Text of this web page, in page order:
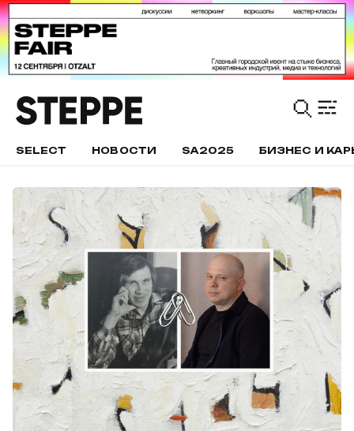
SELECT НОВОСТИ SA2025 БИЗНЕС И